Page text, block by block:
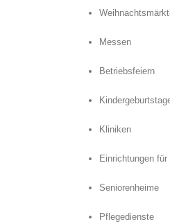
Messen
Betriebsfeiern
Kliniken
Einrichtungen
Seniorenheime
Pflegedienste